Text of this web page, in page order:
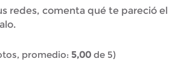
redes, comenta qué te pareció el
promedio: 5,00de 5)